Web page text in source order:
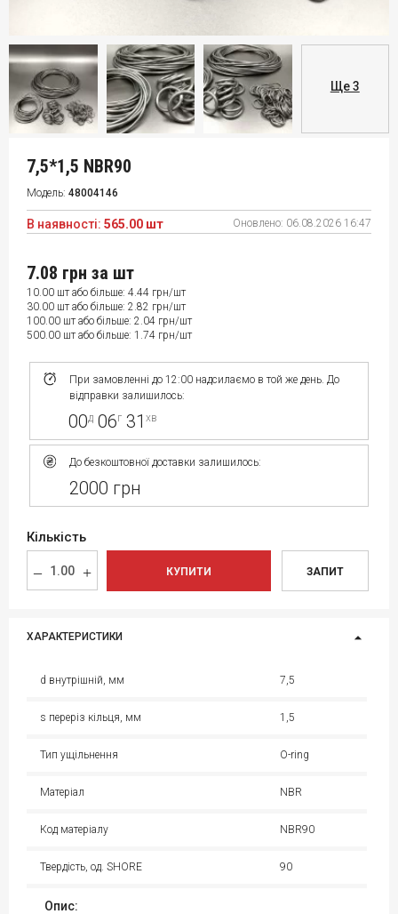
Ще 3
7,5*1,5 NBR90
Модель: 48004146
В наявності: 565.00 шт Оновлено: 06.08.2026 16:47
При замовленні до 12:00 надсилаємо в той же день. До
відправки залишилось:
00д 06г 31хв
До безкоштовної доставки залишилось:
2000 грн
7.08 грн за шт
10.00 шт або більше: 4.44 грн/шт
30.00 шт або більше: 2.82 грн/шт
100.00 шт або більше: 2.04 грн/шт
500.00 шт або більше: 1.74 грн/шт
Кількість
КУПИТИ ЗАПИТ
ХАРАКТЕРИСТИКИ
d внутрішній, мм 7,5
s переріз кільця, мм 1,5
Тип ущільнення O-ring
Матеріал NBR
Код матеріалу NBR90
Твердість, од. SHORE 90
Опис: